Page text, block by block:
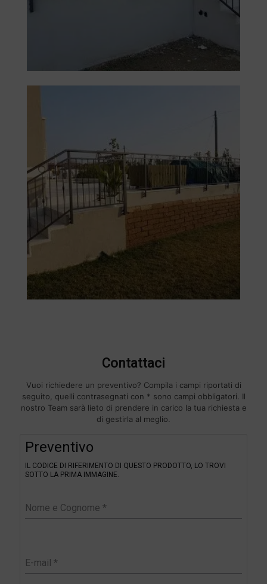
Contattaci
Vuoi richiedere un preventivo? Compila i campi riportati di
seguito, quelli contrasegnati con * sono campi obbligatori. Il
nostro Team sarà lieto di prendere in carico la tua richiesta e
di gestirla al meglio.
Preventivo
IL CODICE DI RIFERIMENTO DI QUESTO PRODOTTO, LO TROVI
SOTTO LA PRIMA IMMAGINE.